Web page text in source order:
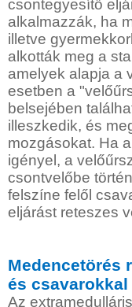
csontegyesítő
alkalmazzák, ha
illetve
alkották meg a
amelyek alapja a
esetben a
belsejében
illeszkedik, és
mozgásokat. Ha
igényel, a
csontvelőbe
felszíne felől
eljárást reteszes
Medencetörés
és csavarokkal
Az